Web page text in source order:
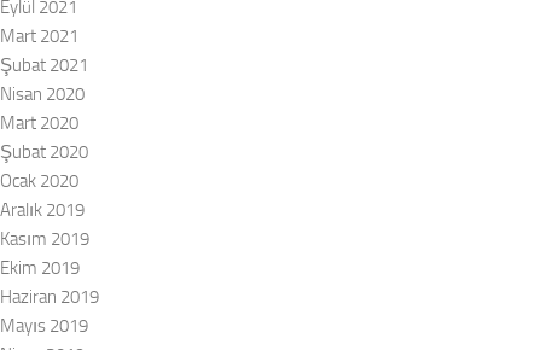
Eylül 2021
Mart 2021
Şubat 2021
Nisan 2020
Mart 2020
Şubat 2020
Ocak 2020
Aralık 2019
Kasım 2019
Ekim 2019
Haziran 2019
Mayıs 2019